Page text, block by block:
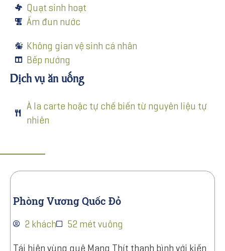
Quạt sinh hoạt
Ấm đun nước
Không gian vệ sinh cá nhân
Bếp nướng
Dịch vụ ăn uống
À la carte hoặc tự chế biến từ nguyên liệu tự
nhiên
Phòng Vương Quốc Đỏ
2 khách
52 mét vuông
Tái hiện vùng quê Mang Thít thanh bình với kiến